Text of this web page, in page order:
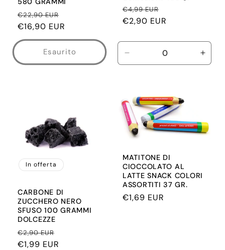
Prezzo
di
listino
€22,90 EUR
scontato
€16,90 EUR
Esaurito
Prezzo
di
€4,99 EUR
scontato
€2,90 EUR
Diminuisci
quantità
Title
In offerta
CARBONE DI
ZUCCHERO NERO
SFUSO 100 GRAMMI
DOLCEZZE
Prezzo
di
€2,90 EUR
€1,99 EUR
MATITONE DI
CIOCCOLATO AL
LATTE SNACK COLORI
ASSORTITI 37 GR.
Prezzo
€1,69 EUR